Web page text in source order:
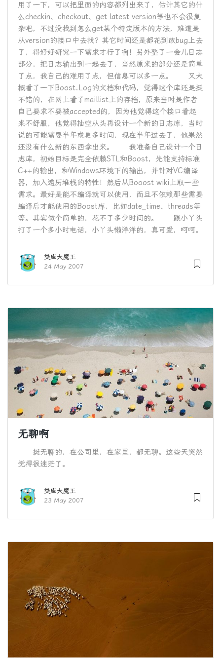
用了一下，可以把里面的内容都列出来了，估计其它的什
么checkin、checkout、get latest version等也不会很复
杂吧，不过没找到怎么get某个特定版本的方法，难道是
从version的接口中去找？其它时间还是都花到改bug上去
了，得好好研究一下需求才行了啊！另外整了一会儿日志
部分，把日志输出到一起去了，当然原来的部分还是简单
了点，我自己的难用了点，但信息可以多一点。 又大
概看了一下Boost.Log的文档和代码，觉得这个库还是挺
不错的，在网上看了maillist上的存档，原来当时是作者
自己要求不要被accepted的，因为他觉得这个接口看起
来不舒服，他觉得抽空从头再设计一个新的日志库，当时
说的可能需要半年或更多时间，现在半年过去了，他果然
还没有什么新的东西拿出来。 我准备自己设计一个日
志库，初始目标是完全依赖STL和Boost，先能支持标准
C++的输出，和Windows环境下的输出，并针对VC编译
器，加入遍历堆栈的特性！然后从Booost wiki上取一些
需求。最好是能不编译就可以使用，而且不依赖那些需要
编译后才能使用的Boost库，比如date_time、threads等
等。其实做个简单的，花不了多少时间的。 跟小丫头
打了一个多小时电话，小丫头懒洋洋的，真可爱，呵呵。
类库大魔王
24 May 2007
无聊啊
挺无聊的，在公司里，在家里，都无聊。这些天突然
觉得很迷茫了。
类库大魔王
23 May 2007